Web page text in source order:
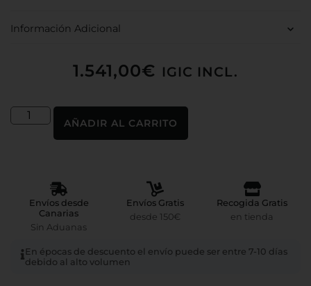
Información Adicional
1.541,00€ IGIC INCL.
AÑADIR AL CARRITO
Envíos desde
Canarias
Sin Aduanas
Envíos Gratis
desde 150€
Recogida Gratis
en tienda
En épocas de descuento el envío puede ser entre 7-10 días
debido al alto volumen